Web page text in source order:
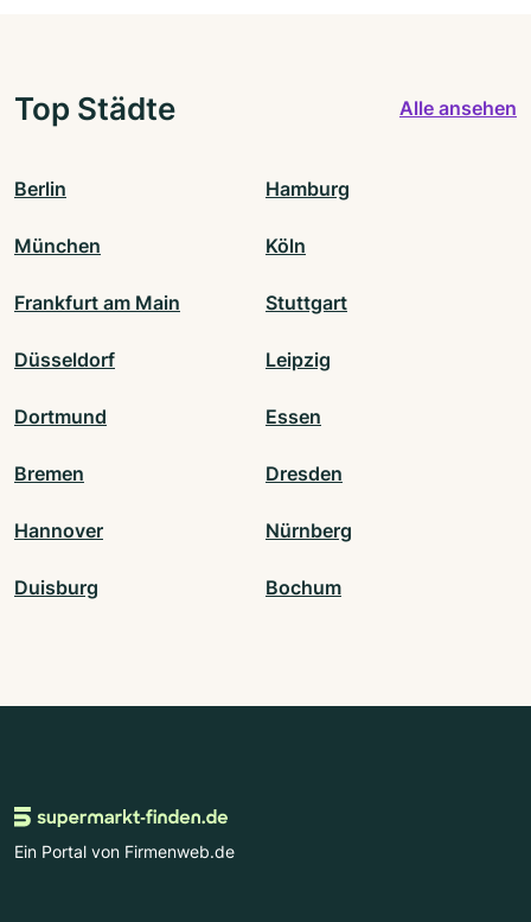
Top Städte Alle ansehen
Berlin Hamburg
München Köln
Frankfurt am Main Stuttgart
Düsseldorf Leipzig
Dortmund Essen
Bremen Dresden
Hannover Nürnberg
Duisburg Bochum
Ein Portal von Firmenweb.de